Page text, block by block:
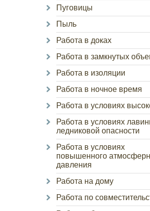
Пуговицы
Пыль
Работа в доках
Работа в замкнутых
Работа в изоляции
Работа в ночное время
Работа в условиях
Работа в условиях
ледниковой опасности
Работа в условиях
повышенного
давления
Работа на дому
Работа по